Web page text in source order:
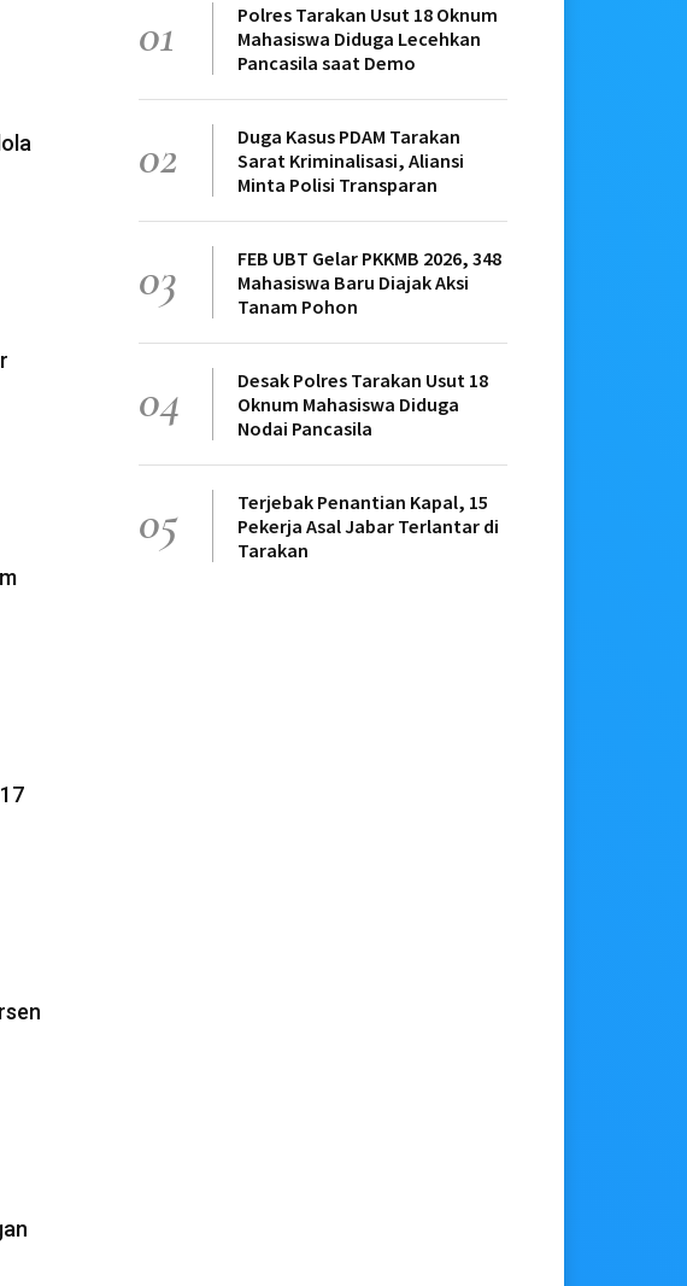
01
Polres Tarakan Usut 18 Oknum
Mahasiswa Diduga Lecehkan
Pancasila saat Demo
02
Duga Kasus PDAM Tarakan
Sarat Kriminalisasi, Aliansi
Minta Polisi Transparan
03
FEB UBT Gelar PKKMB 2026, 348
Mahasiswa Baru Diajak Aksi
Tanam Pohon
04
Desak Polres Tarakan Usut 18
Oknum Mahasiswa Diduga
Nodai Pancasila
05
Terjebak Penantian Kapal, 15
Pekerja Asal Jabar Terlantar di
Tarakan